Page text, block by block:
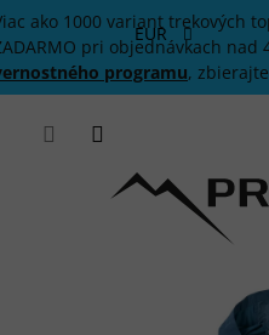
Prejsť
na
obsah
ako 1000 variant trekových
pri objednávkach
programu,
EUR